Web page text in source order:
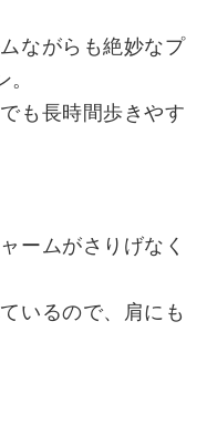
ながらも絶妙なプ
も長時間歩きやす
ームがさりげなく
いるので、肩にも